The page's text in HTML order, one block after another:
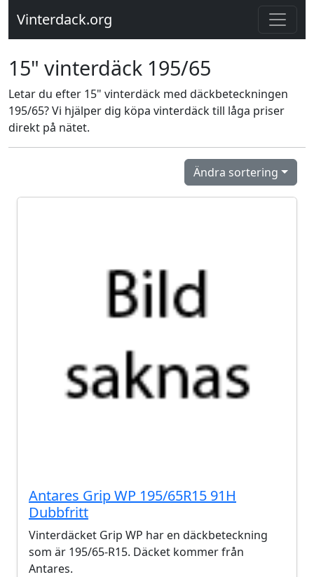
Vinterdack.org
15" vinterdäck 195/65
Letar du efter 15" vinterdäck med däckbeteckningen
195/65? Vi hjälper dig köpa vinterdäck till låga priser
direkt på nätet.
Ändra sortering
Antares Grip WP 195/65R15 91H
Dubbfritt
Vinterdäcket Grip WP har en däckbeteckning
som är 195/65-R15. Däcket kommer från
Antares.